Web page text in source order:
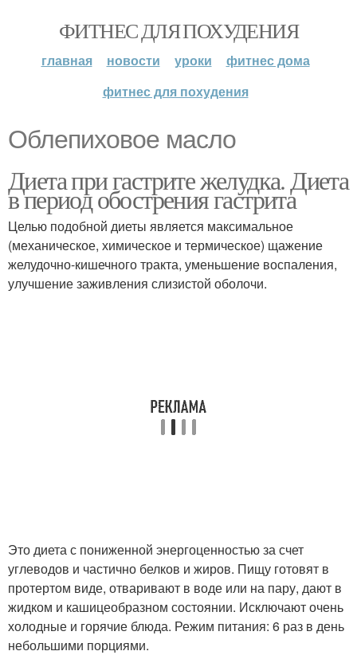
ФИТНЕС ДЛЯ ПОХУДЕНИЯ
главная новости уроки
фитнес дома
фитнес для похудения
Облепиховое масло
Диета при гастрите желудка. Диета
в период обострения гастрита
Целью подобной диеты является максимальное
(механическое, химическое и термическое) щажение
желудочно-кишечного тракта, уменьшение воспаления,
улучшение заживления слизистой оболочи.
Это диета с пониженной энергоценностью за счет
углеводов и частично белков и жиров. Пищу готовят в
протертом виде, отваривают в воде или на пару, дают в
жидком и кашицеобразном состоянии. Исключают очень
холодные и горячие блюда. Режим питания: 6 раз в день
небольшими порциями.